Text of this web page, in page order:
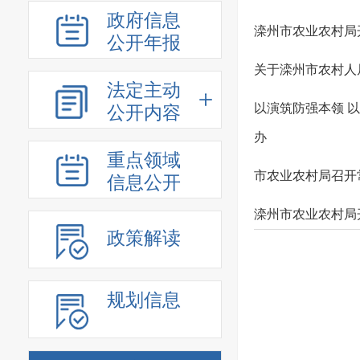
政府信息
公开年报
法定主动
公开内容
重点领域
信息公开
政策解读
规划信息
滦州市农业农村
关于滦州市农村
以演筑防强本领
办
市农业农村局召
滦州市农业农村